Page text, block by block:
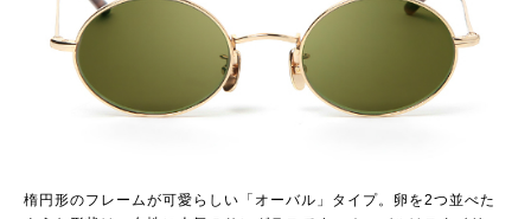
楕円形のフレームが可愛らしい「オーバル」タイプ。卵を2つ並べた